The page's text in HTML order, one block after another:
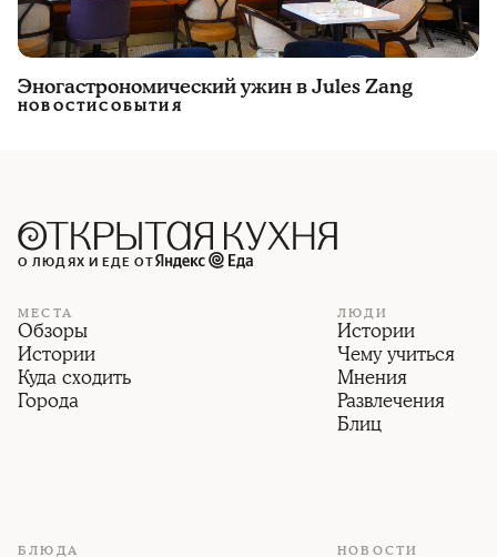
Эногастрономический ужин в Jules Zang
НОВОСТИСОБЫТИЯ
О ЛЮДЯХ И ЕДЕ ОТ
МЕСТА
Обзоры
Истории
Куда сходить
Города
ЛЮДИ
Истории
Чему учиться
Мнения
Развлечения
Блиц
БЛЮДА НОВОСТИ